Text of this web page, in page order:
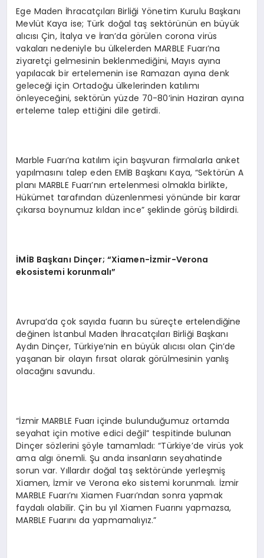
Ege Maden İhracatçıları Birliği Yönetim Kurulu Başkanı
Mevlüt Kaya ise; Türk doğal taş sektörünün en büyük
alıcısı Çin, İtalya ve İran’da görülen corona virüs
vakaları nedeniyle bu ülkelerden MARBLE Fuarı’na
ziyaretçi gelmesinin beklenmediğini, Mayıs ayına
yapılacak bir ertelemenin ise Ramazan ayına denk
geleceği için Ortadoğu ülkelerinden katılımı
önleyeceğini, sektörün yüzde 70-80’inin Haziran ayına
erteleme talep ettiğini dile getirdi.
Marble Fuarı’na katılım için başvuran firmalarla anket
yapılmasını talep eden EMİB Başkanı Kaya, “Sektörün A
planı MARBLE Fuarı’nın ertelenmesi olmakla birlikte,
Hükümet tarafından düzenlenmesi yönünde bir karar
çıkarsa boynumuz kıldan ince” şeklinde görüş bildirdi.
İMİB Başkanı Dinçer; “Xiamen-İzmir-Verona
ekosistemi korunmalı”
Avrupa’da çok sayıda fuarın bu süreçte ertelendiğine
değinen İstanbul Maden İhracatçıları Birliği Başkanı
Aydın Dinçer, Türkiye’nin en büyük alıcısı olan Çin’de
yaşanan bir olayın fırsat olarak görülmesinin yanlış
olacağını savundu.
“İzmir MARBLE Fuarı içinde bulunduğumuz ortamda
seyahat için motive edici değil” tespitinde bulunan
Dinçer sözlerini şöyle tamamladı: “Türkiye’de virüs yok
ama algı önemli. Şu anda insanların seyahatinde
sorun var. Yıllardır doğal taş sektöründe yerleşmiş
Xiamen, İzmir ve Verona eko sistemi korunmalı. İzmir
MARBLE Fuarı’nı Xiamen Fuarı’ndan sonra yapmak
faydalı olabilir. Çin bu yıl Xiamen Fuarını yapmazsa,
MARBLE Fuarını da yapmamalıyız.”